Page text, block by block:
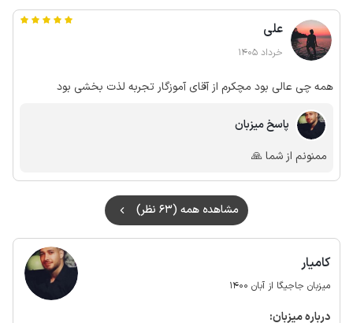
علی
خرداد 1405
همه چی عالی بود مچکرم از آقای آموزگار تجربه لذت بخشی بود
پاسخ میزبان
ممنونم از شما 🙏
مشاهده همه (63 نظر)
کامیار
میزبان جاجیگا از آبان 1400
درباره‌ میزبان: